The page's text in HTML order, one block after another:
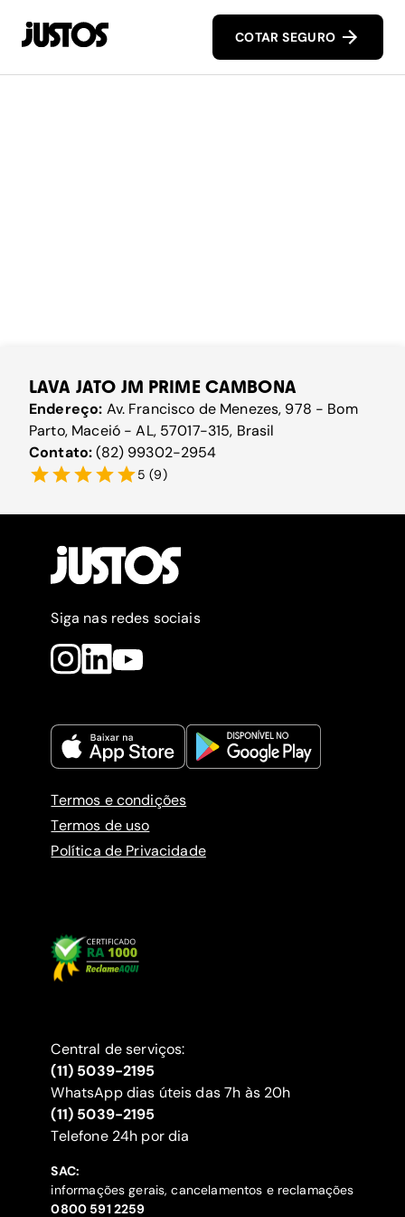
COTAR SEGURO
LAVA JATO JM PRIME CAMBONA
Endereço: Av. Francisco de Menezes, 978 - Bom
Parto, Maceió - AL, 57017-315, Brasil
Contato:(82) 99302-2954
5 (9)
Siga nas redes sociais
Termos e condições
Termos de uso
Política de Privacidade
Central de serviços:
(11) 5039-2195
WhatsApp dias úteis das 7h às 20h
(11) 5039-2195
‍Telefone 24h por dia
SAC:
informações gerais, cancelamentos e reclamações
‍0800 591 2259